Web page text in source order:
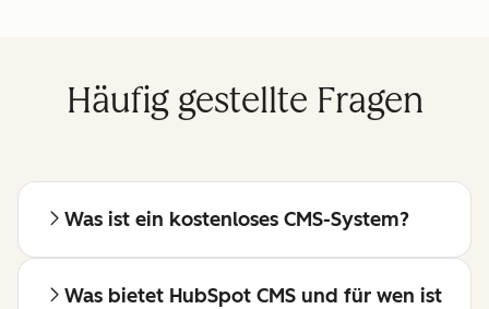
Häufig gestellte Fragen
Was ist ein kostenloses CMS-System?
Was bietet HubSpot CMS und für wen ist